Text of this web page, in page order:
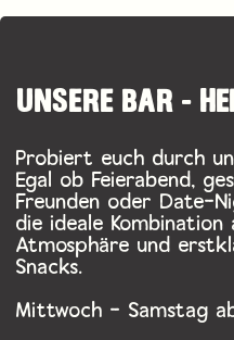
UNSERE BAR -
Probiert euch durch
Egal ob Feierabend,
Freunden oder Date-
die ideale
Atmosphäre und
Snacks.
Mittwoch - Samstag